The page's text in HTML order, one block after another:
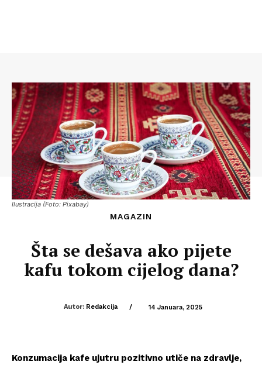
Ilustracija (Foto: Pixabay)
MAGAZIN
Šta se dešava ako pijete
kafu tokom cijelog dana?
Autor: Redakcija / 14 Januara, 2025
Konzumacija kafe ujutru pozitivno utiče na zdravlje,